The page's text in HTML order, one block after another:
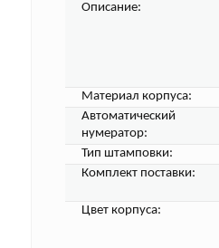
Описание:
Материал корпуса:
Автоматический
нумератор:
Тип штамповки:
Комплект поставки:
Цвет корпуса: